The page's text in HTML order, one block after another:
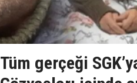
Tüm gerçeği